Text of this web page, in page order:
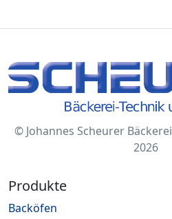
© Johannes Scheurer
2026
Produkte
Backöfen